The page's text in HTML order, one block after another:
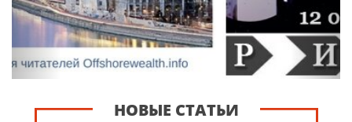
НОВЫЕ СТАТЬИ